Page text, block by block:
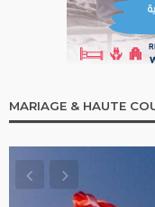
MARIAGE & HAUTE